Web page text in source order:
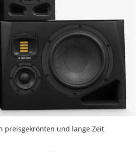
preisgekrönten und lange Zeit